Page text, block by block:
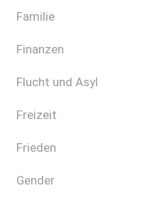
Familie
Finanzen
Flucht und Asyl
Freizeit
Frieden
Gender